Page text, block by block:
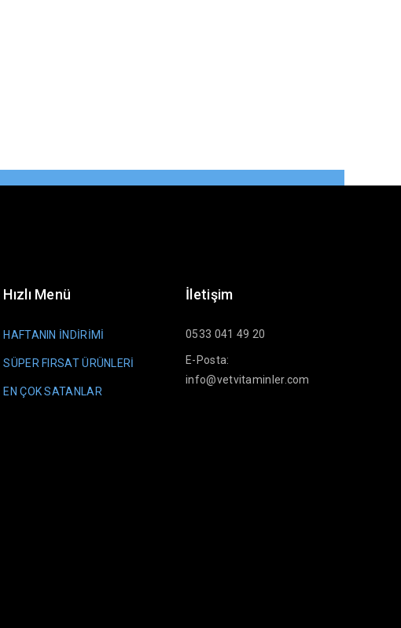
Hızlı Menü
HAFTANIN İNDİRİMİ
SÜPER FIRSAT ÜRÜNLERİ
EN ÇOK SATANLAR
İletişim
0533 041 49 20
E-Posta:
info@vetvitaminler.com